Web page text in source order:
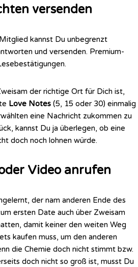
versenden
kannst Du unbegrenzt
und versenden. Premium-
der richtige Ort für Dich ist,
Love Notes (5, 15 oder 30) einmalig
eine Nachricht zukommen zu
kannst Du ja überlegen, ob eine
doch noch lohnen würde.
Video anrufen
der nam anderen Ende des
ersten Date auch über Zweisam
damit keiner den weiten Weg
kaufen muss, um den anderen
die Chemie doch nicht stimmt bzw.
doch nicht so groß ist, musst Du